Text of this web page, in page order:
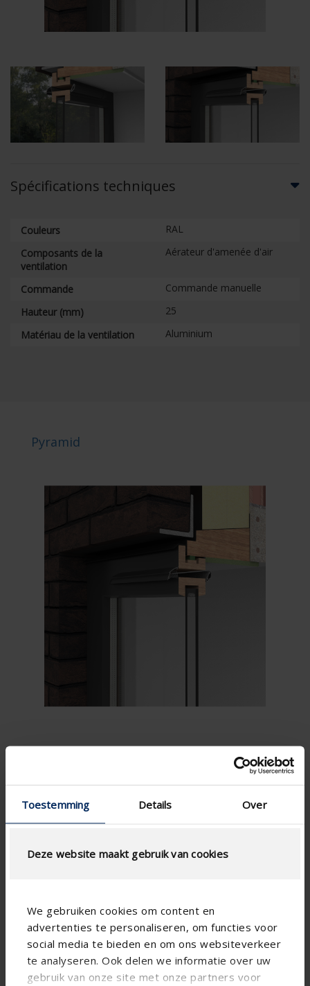
Toestemming Details Over
Deze website maakt gebruik van cookies
We gebruiken cookies om content en
advertenties te personaliseren, om functies voor
social media te bieden en om ons websiteverkeer
te analyseren. Ook delen we informatie over uw
gebruik van onze site met onze partners voor
Spécifications techniques
Couleurs
RAL
Composants de la
ventilation
Aérateur d'amenée d'air
Commande
Commande manuelle
Hauteur (mm)
25
Matériau de la ventilation
Aluminium
Pyramid
Pyramid 2500